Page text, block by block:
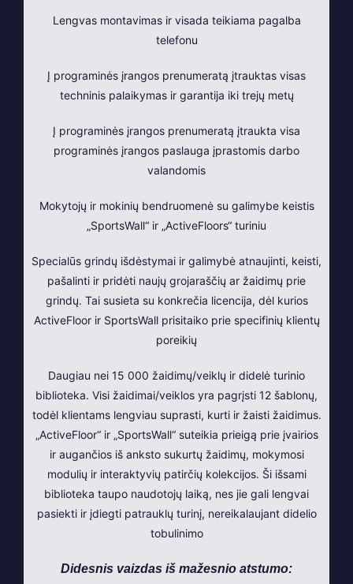
Lengvas montavimas ir visada teikiama pagalba
telefonu
Į programinės įrangos prenumeratą įtrauktas visas
techninis palaikymas ir garantija iki trejų metų
Į programinės įrangos prenumeratą įtraukta visa
programinės įrangos paslauga įprastomis darbo
valandomis
Mokytojų ir mokinių bendruomenė su galimybe keistis
„SportsWall“ ir „ActiveFloors“ turiniu
Specialūs grindų išdėstymai ir galimybė atnaujinti, keisti,
pašalinti ir pridėti naujų grojaraščių ar žaidimų prie
grindų. Tai susieta su konkrečia licencija, dėl kurios
ActiveFloor ir SportsWall prisitaiko prie specifinių klientų
poreikių
Daugiau nei 15 000 žaidimų/veiklų ir didelė turinio
biblioteka. Visi žaidimai/veiklos yra pagrįsti 12 šablonų,
todėl klientams lengviau suprasti, kurti ir žaisti žaidimus.
„ActiveFloor“ ir „SportsWall“ suteikia prieigą prie įvairios
ir augančios iš anksto sukurtų žaidimų, mokymosi
modulių ir interaktyvių patirčių kolekcijos. Ši išsami
biblioteka taupo naudotojų laiką, nes jie gali lengvai
pasiekti ir įdiegti patrauklų turinį, nereikalaujant didelio
tobulinimo
Didesnis vaizdas iš mažesnio atstumo: